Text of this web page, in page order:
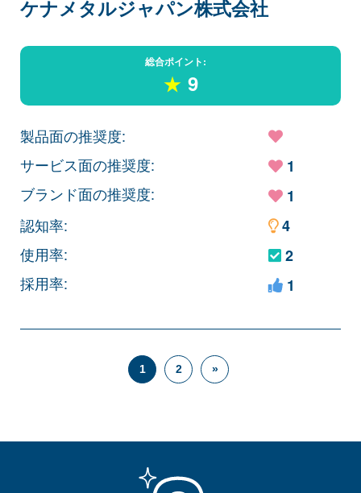
ケナメタルジャパン株式会社
総合ポイント:
★ 9
製品面の推奨度:
サービス面の推奨度:
ブランド面の推奨度:
1
1
認知率:
使用率:
採用率:
4
2
1
1 2 »